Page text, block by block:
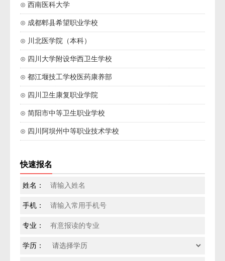
⊙ 西南医科大学
⊙ 成都郫县希望职业学校
⊙ 川北医学院（本科）
⊙ 四川大学附设华西卫生学校
⊙ 都江堰技工学校医药康养部
⊙ 四川卫生康复职业学院
⊙ 简阳市中等卫生职业学校
⊙ 四川阿坝州中等职业技术学校
快速报名
姓名：
手机：
专业：
学历：